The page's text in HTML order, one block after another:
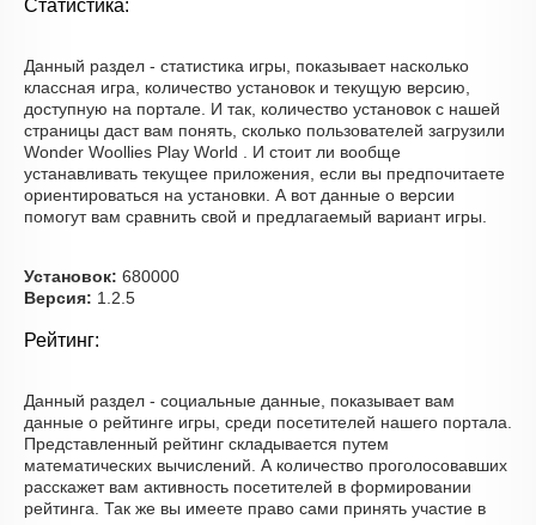
Статистика:
Данный раздел - статистика игры, показывает насколько
классная игра, количество установок и текущую версию,
доступную на портале. И так, количество установок с нашей
страницы даст вам понять, сколько пользователей загрузили
Wonder Woollies Play World . И стоит ли вообще
устанавливать текущее приложения, если вы предпочитаете
ориентироваться на установки. А вот данные о версии
помогут вам сравнить свой и предлагаемый вариант игры.
Установок: 680000
Версия: 1.2.5
Рейтинг:
Данный раздел - социальные данные, показывает вам
данные о рейтинге игры, среди посетителей нашего портала.
Представленный рейтинг складывается путем
математических вычислений. А количество проголосовавших
расскажет вам активность посетителей в формировании
рейтинга. Так же вы имеете право сами принять участие в